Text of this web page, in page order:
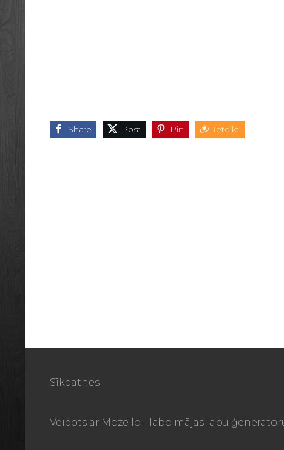
Share Post Pin Ieteikt
Sīkdatnes
Veidots ar Mozello - labo mājas lapu